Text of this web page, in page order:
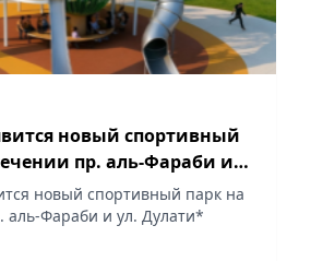
новый спортивный
пр. аль-Фараби и
новый спортивный парк на
аль-Фараби и ул. Дулати*